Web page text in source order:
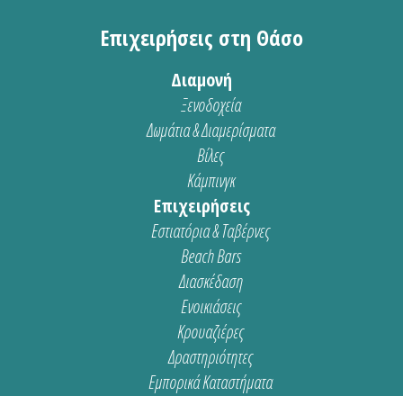
Επιχειρήσεις στη Θάσο
Διαμονή
Ξενοδοχεία
Δωμάτια & Διαμερίσματα
Βίλες
Κάμπινγκ
Επιχειρήσεις
Εστιατόρια & Ταβέρνες
Beach Bars
Διασκέδαση
Ενοικιάσεις
Κρουαζιέρες
Δραστηριότητες
Εμπορικά Καταστήματα